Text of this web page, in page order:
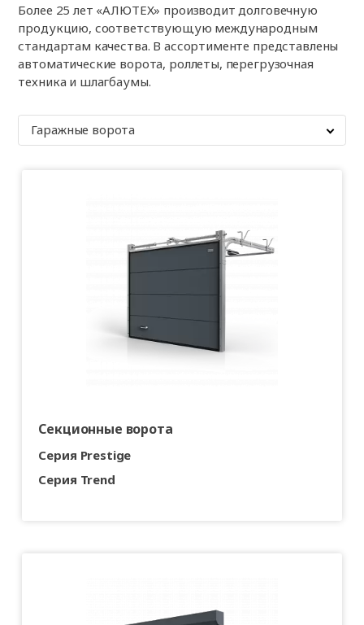
Более 25 лет «АЛЮТЕХ» производит долговечную
продукцию, соответствующую международным
стандартам качества. В ассортименте представлены
автоматические ворота, роллеты, перегрузочная
техника и шлагбаумы.
Гаражные ворота
Секционные ворота
Серия Prestige
Серия Trend